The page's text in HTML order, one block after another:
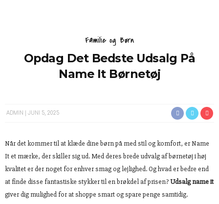
Familie og Børn
Opdag Det Bedste Udsalg På
Name It Børnetøj
ADMIN JUNI 5, 2025
Når det kommer til at klæde dine børn på med stil og komfort, er Name
It et mærke, der skiller sig ud. Med deres brede udvalg af børnetøj i høj
kvalitet er der noget for enhver smag og lejlighed. Og hvad er bedre end
at finde disse fantastiske stykker til en brøkdel af prisen?Udsalg name it
giver dig mulighed for at shoppe smart og spare penge samtidig.